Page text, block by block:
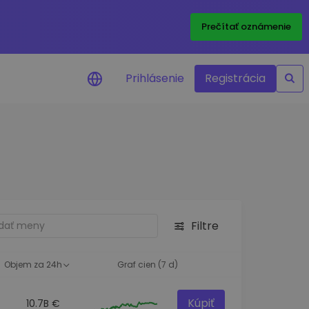
Prečítať oznámenie
príležitosti
pre optimálny
Prihlásenie Registrácia
Filtre
Objem za 24h Graf cien (7 d)
10.7B € Kúpiť